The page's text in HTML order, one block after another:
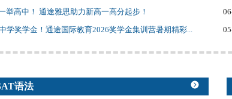
举高中！ 通途雅思助力新高一高分起步！
学奖学金！通途国际教育2026奖学金集训营暑期精彩...
语法